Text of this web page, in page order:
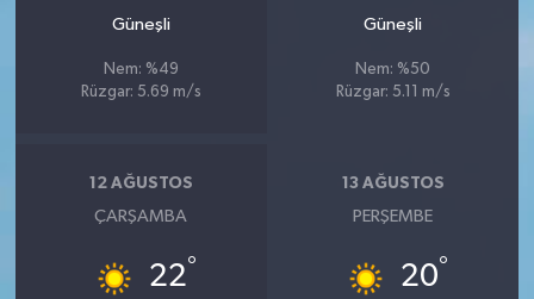
Güneşli
Nem: %49
Rüzgar: 5.69 m/s
Güneşli
Nem: %50
Rüzgar: 5.11 m/s
12 AĞUSTOS
ÇARŞAMBA
22°
13 AĞUSTOS
PERŞEMBE
20°